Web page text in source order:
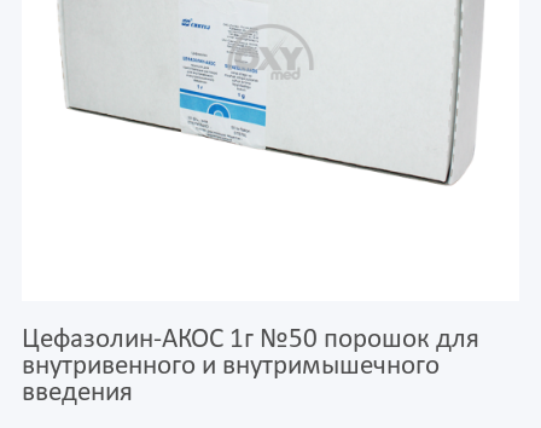
Цефазолин-АКОС 1г №50 порошок для
внутривенного и внутримышечного
введения